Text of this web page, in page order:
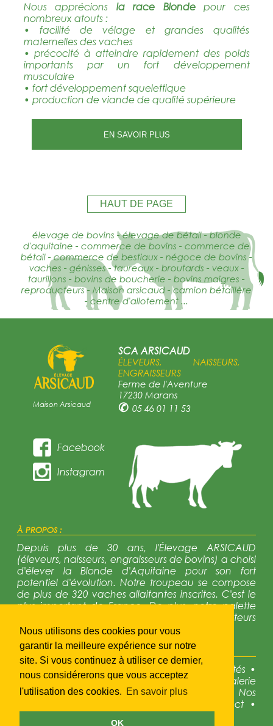
Nous utilisons des cookies pour vous
garantir la meilleure expérience sur notre
site. Si vous continuez à utiliser ce dernier,
nous considérerons que vous acceptez
l'utilisation des cookies. En savoir plus
OK
Nous apprécions la race Blondepour ces
nombreux atouts :
• facilité de vélage et grandes qualités
maternelles des vaches
• précocité à atteindre rapidement des poids
importants par un fort développement
musculaire
• fort développement squelettique
• production de viande de qualité supérieure
EN SAVOIR PLUS
HAUT DE PAGE
élevage de bovins - élevage de bétail - blonde
d'aquitaine - commerce de bovins - commerce de
bétail - commerce de bestiaux - négoce de bovins -
vaches - génisses - taureaux - broutards - veaux -
taurillons - bovins de boucherie - bovins maigres -
reproducteurs - Maison arsicaud - camion bétaillère
- centre d'allotement ...
Maison Arsicaud
SCA ARSICAUD
ÉLEVEURS, NAISSEURS,
ENGRAISSEURS
Ferme de l'Aventure
17230 Marans
✆ 05 46 01 11 53
Facebook
Instagram
À PROPOS :
Depuis plus de 30 ans, l'Élevage ARSICAUD
(éleveurs, naisseurs, engraisseurs de bovins) a choisi
d'élever la Blonde d'Aquitaine pour son fort
potentiel d'évolution. Notre troupeau se compose
de plus de 320 vaches allaitantes inscrites. C'est le
plus important de France. De plus, notre palette
génétique est trés diversifiée avec 12 reproducteurs
en activité régulièrement renouvelés.
NAVIGATION :
• La race Actualités •
Disponibles à la vente • Galerie photos
Galerie
photos
•Notre génétique• Concours •Nos
Contact •
Mentions légales